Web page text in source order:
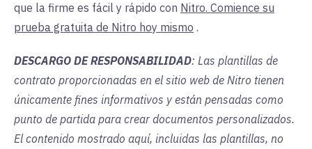
que la firme es fácil y rápido con Nitro. Comience su
prueba gratuita de Nitro hoy mismo .
DESCARGO DE RESPONSABILIDAD: Las plantillas de
contrato proporcionadas en el sitio web de Nitro tienen
únicamente fines informativos y están pensadas como
punto de partida para crear documentos personalizados.
El contenido mostrado aquí, incluidas las plantillas, no